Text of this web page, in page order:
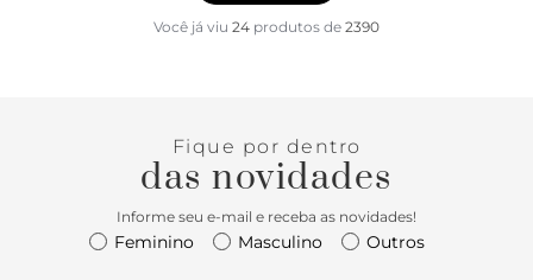
Você já viu 24 produtos de 2390
Fique por dentro
das novidades
Informe seu e-mail e receba as novidades!
Feminino Masculino Outros